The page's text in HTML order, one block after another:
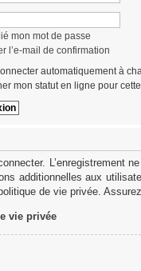
mon mot de passe
l’e-mail de confirmation
automatiquement à
mon statut en ligne pour
L’enregistrement
additionnelles aux
de vie privée.
vie privée